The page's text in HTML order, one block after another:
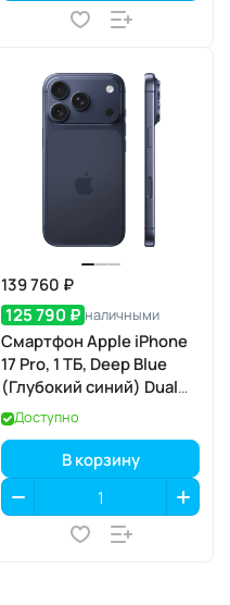
139 760 ₽
125 790 ₽ наличными
Смартфон Apple iPhone
17 Pro, 1 ТБ, Deep Blue
(Глубокий синий) Dual
eSIM
Доступно
В корзину